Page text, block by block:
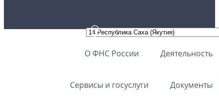
О ФНС России Деятельность
Сервисы и госуслуги Документы